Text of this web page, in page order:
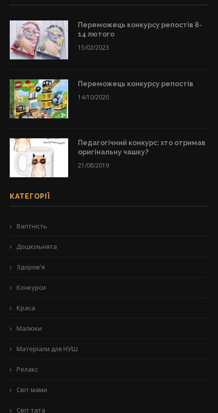
Переможець конкурсу репостів 8-
14 лютого
15/02/2023
Переможець конкурсу репостів
14/10/2020
Педагогічний конкурс: хто отримав
оригінальну чашку?
21/08/2019
КАТЕГОРІЇ
Вагітність
Дошкільнята
Здоров'я
Конкурси
Краса
Малюки
Матеріали для НУШ
Релакс
Світ мами
Світ тата